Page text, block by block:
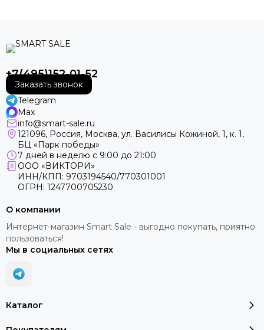
+7(495)152-01-52
Заказать звонок
Telegram
Max
info@smart-sale.ru
121096, Россия, Москва, ул. Василисы Кожиной, 1, к. 1,
БЦ «Парк победы»
7 дней в неделю с 9:00 до 21:00
ООО «ВИКТОРИ»
ИНН/КПП: 9703194540/770301001
ОГРН: 1247700705230
Каталог
О компании
Интернет-магазин Smart Sale - выгодно покупать, приятно
пользоваться!
Мы в социальных сетях